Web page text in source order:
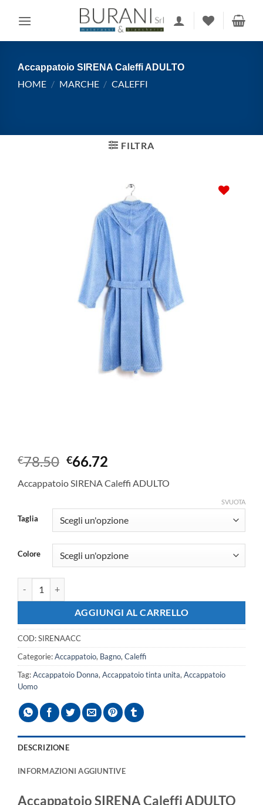
Accappatoio SIRENA Caleffi ADULTO
HOME / MARCHE / CALEFFI
FILTRA
€78.50 Il
originale
€78.50.
€66.72
attuale
€66.72.
Accappatoio SIRENA Caleffi ADULTO
Taglia
Colore
SVUOTA
AGGIUNGI AL CARRELLO
COD:SIRENAACC
Categorie:Accappatoio, Bagno, Caleffi
Tag:Accappatoio Donna, Accappatoio tinta unita, Accappatoio
Uomo
DESCRIZIONE
INFORMAZIONI AGGIUNTIVE
Accappatoio SIRENA Caleffi ADULTO